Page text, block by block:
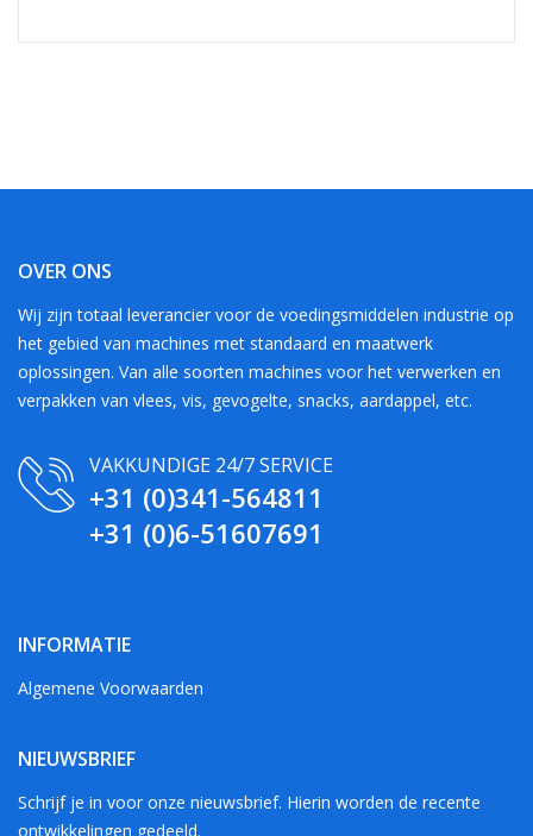
OVER ONS
Wij zijn totaal leverancier voor de voedingsmiddelen industrie op
het gebied van machines met standaard en maatwerk
oplossingen. Van alle soorten machines voor het verwerken en
verpakken van vlees, vis, gevogelte, snacks, aardappel, etc.
VAKKUNDIGE 24/7 SERVICE
+31 (0)341-564811
+31 (0)6-51607691
INFORMATIE
Algemene Voorwaarden
NIEUWSBRIEF
Schrijf je in voor onze nieuwsbrief. Hierin worden de recente
ontwikkelingen gedeeld.